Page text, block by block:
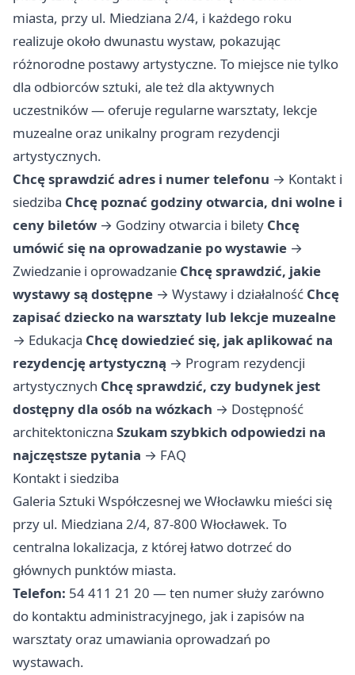
miasta, przy ul. Miedziana 2/4, i każdego roku
realizuje około dwunastu wystaw, pokazując
różnorodne postawy artystyczne. To miejsce nie tylko
dla odbiorców sztuki, ale też dla aktywnych
uczestników — oferuje regularne warsztaty, lekcje
muzealne oraz unikalny program rezydencji
artystycznych.
Chcę sprawdzić adres i numer telefonu → Kontakt i
siedziba Chcę poznać godziny otwarcia, dni wolne i
ceny biletów → Godziny otwarcia i bilety Chcę
umówić się na oprowadzanie po wystawie →
Zwiedzanie i oprowadzanie Chcę sprawdzić, jakie
wystawy są dostępne → Wystawy i działalność Chcę
zapisać dziecko na warsztaty lub lekcje muzealne
→ Edukacja Chcę dowiedzieć się, jak aplikować na
rezydencję artystyczną → Program rezydencji
artystycznych Chcę sprawdzić, czy budynek jest
dostępny dla osób na wózkach → Dostępność
architektoniczna Szukam szybkich odpowiedzi na
najczęstsze pytania → FAQ
Kontakt i siedziba
Galeria Sztuki Współczesnej we Włocławku mieści się
przy ul. Miedziana 2/4, 87-800 Włocławek. To
centralna lokalizacja, z której łatwo dotrzeć do
głównych punktów miasta.
Telefon: 54 411 21 20 — ten numer służy zarówno
do kontaktu administracyjnego, jak i zapisów na
warsztaty oraz umawiania oprowadzań po
wystawach.